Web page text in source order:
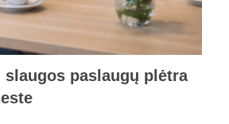
paslaugų plėtra